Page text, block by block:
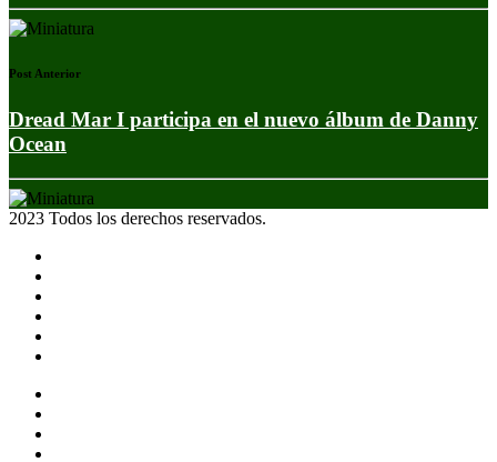
Post Anterior
Dread Mar I participa en el nuevo álbum de Danny
Ocean
2023 Todos los derechos reservados.